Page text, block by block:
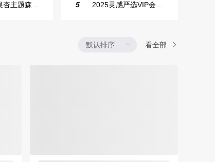
韶关南雄银杏主题森林公园总体设计概念规划方案 5 2025灵感严选VIP会员手册【向团队介绍/采购报销用】
看全部